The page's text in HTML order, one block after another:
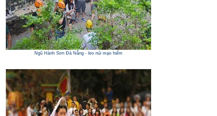
Ngũ Hành Sơn Đà Nẵng - leo núi mạo hiểm